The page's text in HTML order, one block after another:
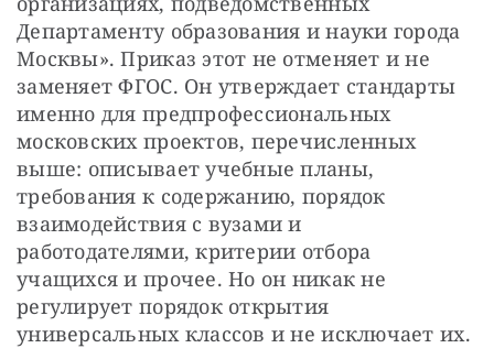
Департаменту образования и науки города
Москвы». Приказ этот не отменяет и не
заменяет ФГОС. Он утверждает стандарты
именно для предпрофессиональных
московских проектов, перечисленных
выше: описывает учебные планы,
требования к содержанию, порядок
взаимодействия с вузами и
работодателями, критерии отбора
учащихся и прочее. Но он никак не
регулирует порядок открытия
универсальных классов и не исключает их.